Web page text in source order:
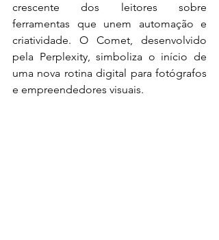
crescente dos leitores sobre
ferramentas que unem automação e
criatividade. O Comet, desenvolvido
pela Perplexity, simboliza o início de
uma nova rotina digital para fotógrafos
e empreendedores visuais.